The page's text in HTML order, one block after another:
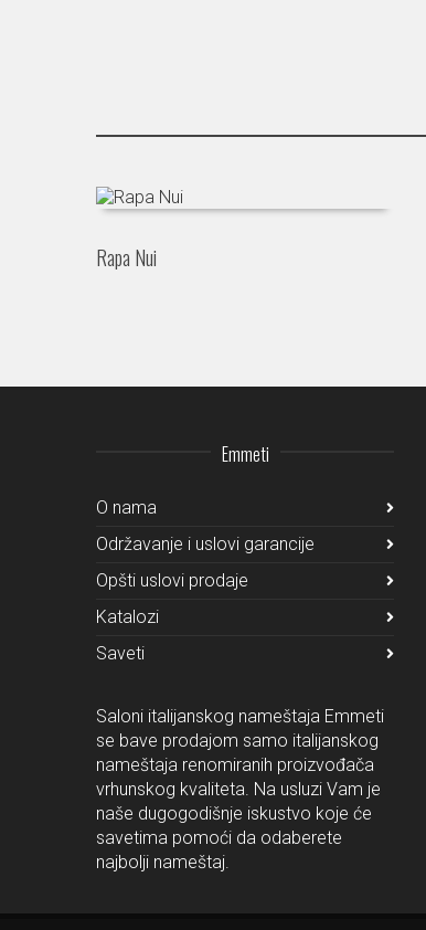
Rapa Nui
Emmeti
O nama
Održavanje i uslovi garancije
Opšti uslovi prodaje
Katalozi
Saveti
Saloni italijanskog nameštaja Emmeti
se bave prodajom samo italijanskog
nameštaja renomiranih proizvođača
vrhunskog kvaliteta. Na usluzi Vam je
naše dugogodišnje iskustvo koje će
savetima pomoći da odaberete
najbolji nameštaj.